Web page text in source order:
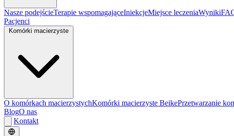
Nasze podejścieTerapie wspomagająceIniekcjeMiejsce leczeniaWyniki
Pacjenci
O komórkach macierzystychKomórki macierzyste BeikePrzetwarzanie
BlogO nas
Kontakt